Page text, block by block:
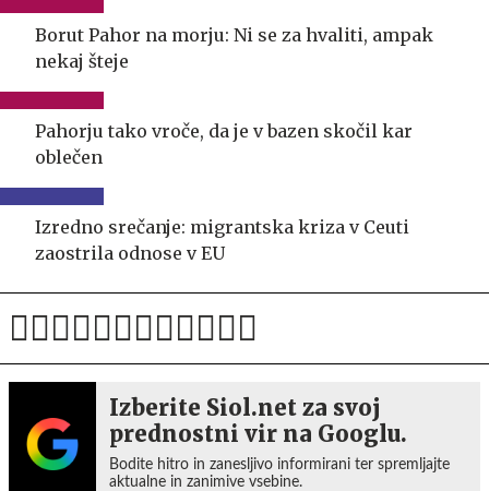
Borut Pahor na morju: Ni se za hvaliti, ampak
nekaj šteje
Pahorju tako vroče, da je v bazen skočil kar
oblečen
Izredno srečanje: migrantska kriza v Ceuti
zaostrila odnose v EU
Izberite Siol.net za svoj
prednostni vir na Googlu.
Bodite hitro in zanesljivo informirani ter spremljajte
aktualne in zanimive vsebine.